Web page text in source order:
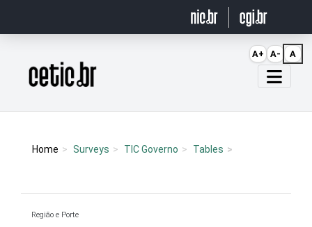
Página inicial
Home Surveys TIC Governo Tables
Região e Porte
A+ A- A